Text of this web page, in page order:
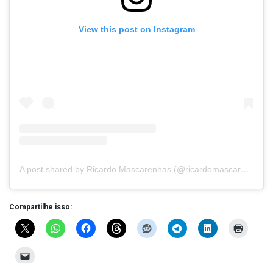
View this post on Instagram
A post shared by Ricardo Mascarenhas (@ricardomascarenhasoficial)
Compartilhe isso: